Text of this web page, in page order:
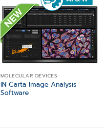
Add to
wishlist
MOLECULAR DEVICES
IN Carta Image Analysis
Software